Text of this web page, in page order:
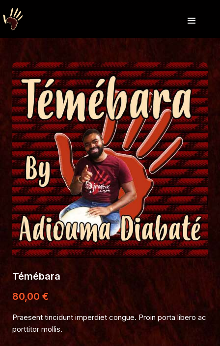
Témébara
80,00 €
Praesent tincidunt imperdiet congue. Proin porta libero ac
porttitor mollis.